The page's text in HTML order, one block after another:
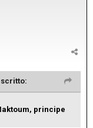
scritto:
principe